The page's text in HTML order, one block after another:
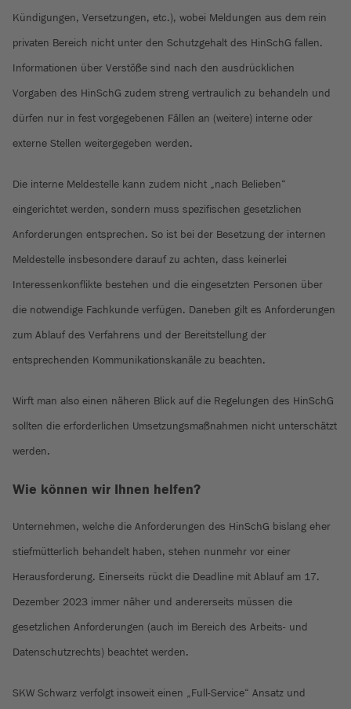
Kündigungen, Versetzungen, etc.), wobei Meldungen aus dem rein
privaten Bereich nicht unter den Schutzgehalt des HinSchG fallen.
Informationen über Verstöße sind nach den ausdrücklichen
Vorgaben des HinSchG zudem streng vertraulich zu behandeln und
dürfen nur in fest vorgegebenen Fällen an (weitere) interne oder
externe Stellen weitergegeben werden.
Die interne Meldestelle kann zudem nicht „nach Belieben“
eingerichtet werden, sondern muss spezifischen gesetzlichen
Anforderungen entsprechen. So ist bei der Besetzung der internen
Meldestelle insbesondere darauf zu achten, dass keinerlei
Interessenkonflikte bestehen und die eingesetzten Personen über
die notwendige Fachkunde verfügen. Daneben gilt es Anforderungen
zum Ablauf des Verfahrens und der Bereitstellung der
entsprechenden Kommunikationskanäle zu beachten.
Wirft man also einen näheren Blick auf die Regelungen des HinSchG
sollten die erforderlichen Umsetzungsmaßnahmen nicht unterschätzt
werden.
Wie können wir Ihnen helfen?
Unternehmen, welche die Anforderungen des HinSchG bislang eher
stiefmütterlich behandelt haben, stehen nunmehr vor einer
Herausforderung. Einerseits rückt die Deadline mit Ablauf am 17.
Dezember 2023 immer näher und andererseits müssen die
gesetzlichen Anforderungen (auch im Bereich des Arbeits- und
Datenschutzrechts) beachtet werden.
SKW Schwarz verfolgt insoweit einen „Full-Service“ Ansatz und